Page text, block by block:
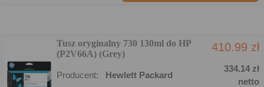
Tusz oryginalny 730 130ml do HP
(P2V66A) (Grey)
410.99 zł
Producent: Hewlett Packard
334.14 zł
netto